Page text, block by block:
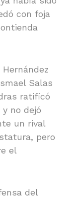
con foja
Salas
ratificó
no dejó
un rival
pero
el
del